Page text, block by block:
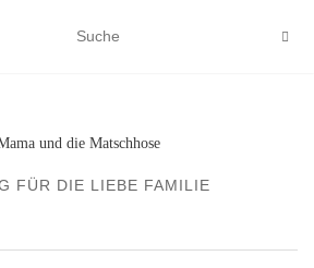
FÜR DIE LIEBE FAMILIE